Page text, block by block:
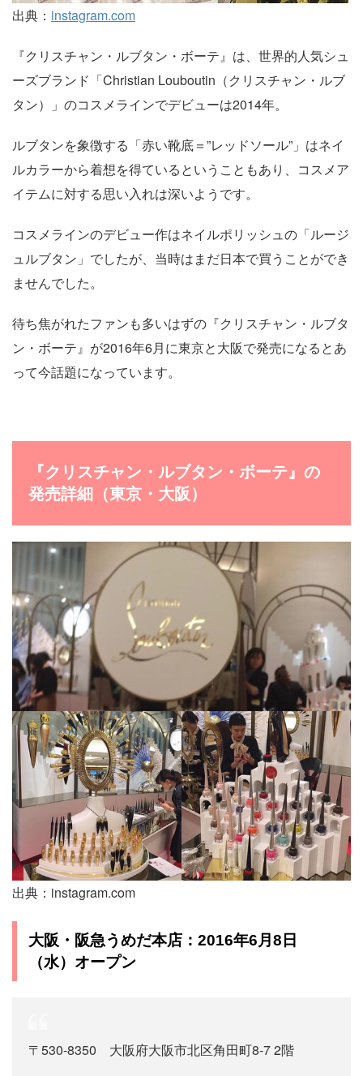
出典： instagram.com
『クリスチャン・ルブタン・ボーテ』は、世界的人気シュ
ーズブランド「Christian Louboutin（クリスチャン・ルブ
タン）」のコスメラインでデビューは2014年。
ルブタンを象徴する「赤い靴底＝”レッドソール”」はネイ
ルカラーから着想を得ているということもあり、コスメア
イテムに対する思い入れは深いようです。
コスメラインのデビュー作はネイルポリッシュの「ルージ
ュルブタン」でしたが、当時はまだ日本で買うことができ
ませんでした。
待ち焦がれたファンも多いはずの『クリスチャン・ルブタ
ン・ボーテ』が2016年6月に東京と大阪で発売になるとあ
って今話題になっています。
『クリスチャン・ルブタン・ボーテ』の
発売詳細（東京・大阪）
出典：instagram.com
大阪・阪急うめだ本店：2016年6月8日
（水）オープン
〒530‐8350 大阪府大阪市北区角田町8‐7 2階